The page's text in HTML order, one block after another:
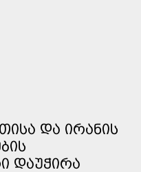
ᲓᲐ ᲘᲠᲐᲜᲘᲡ
ᲓᲐᲣᲭᲘᲠᲐ